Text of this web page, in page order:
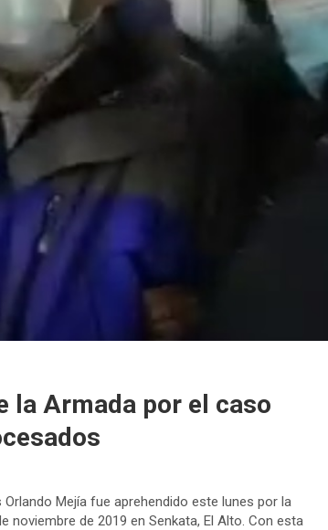
la Armada por el caso
Mejía fue aprehendido este lunes por la
de 2019 en Senkata, El Alto. Con esta